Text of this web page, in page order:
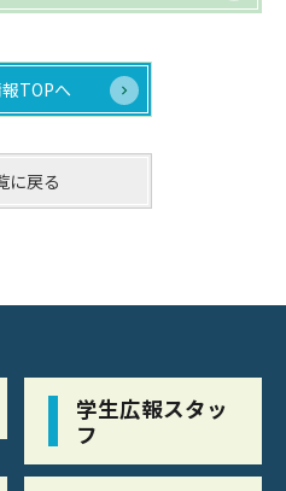
TOPへ
に戻る
学生広報スタッ
フ